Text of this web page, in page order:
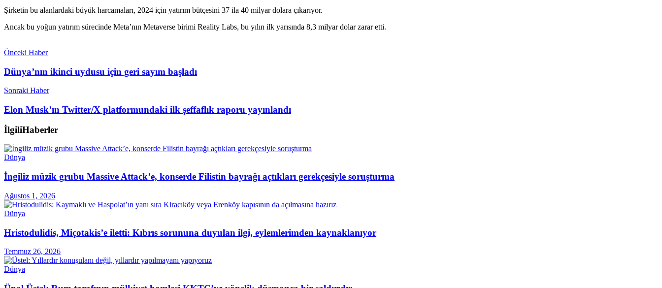
Şirketin bu alanlardaki büyük harcamaları, 2024 için yatırım bütçesini 37 ila 40 milyar dolara çıkarıyor.
Ancak bu yoğun yatırım sürecinde Meta’nın Metaverse birimi Reality Labs, bu yılın ilk yarısında 8,3 milyar dolar zarar etti.
Önceki Haber
Dünya’nın ikinci uydusu için geri sayım başladı
Sonraki Haber
Elon Musk’ın Twitter/X platformundaki ilk şeffaflık raporu yayınlandı
İlgiliHaberler
Dünya
İngiliz müzik grubu Massive Attack’e, konserde Filistin bayrağı açtıkları gerekçesiyle soruşturma
Ağustos 1, 2026
Dünya
Hristodulidis, Miçotakis’e iletti: Kıbrıs sorununa duyulan ilgi, eylemlerimden kaynaklanıyor
Temmuz 26, 2026
Dünya